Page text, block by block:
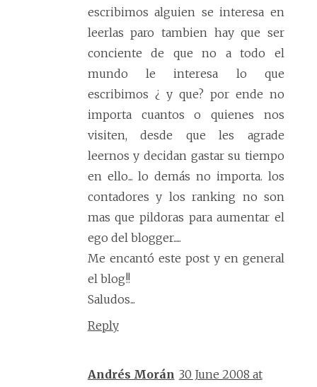
escribimos alguien se interesa en
leerlas paro tambien hay que ser
conciente de que no a todo el
mundo le interesa lo que
escribimos ¿ y que? por ende no
importa cuantos o quienes nos
visiten, desde que les agrade
leernos y decidan gastar su tiempo
en ello... lo demás no importa. los
contadores y los ranking no son
mas que pildoras para aumentar el
ego del blogger.....
Me encantó este post y en general
el blog!!
Saludos...
Reply
Andrés Morán 30 June 2008 at